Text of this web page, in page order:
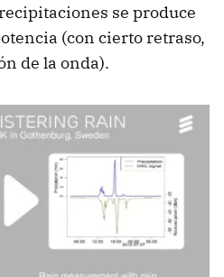
se produce
(con cierto retraso,
de la onda).